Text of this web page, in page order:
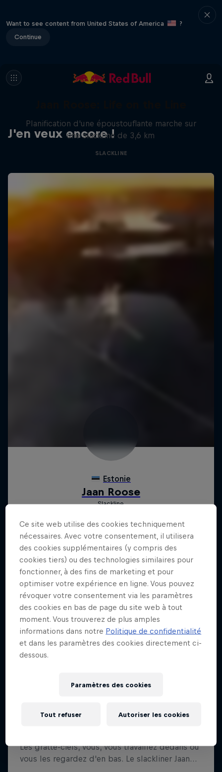
Want to see content from United States of America
?
Continue
J'en veux encore !
Planification d'une époustouflante marche sur
une slackline de 3,6 km
SLACKLINE
Ce site web utilise des cookies techniquement
nécessaires. Avec votre consentement, il utilisera
des cookies supplémentaires (y compris des
cookies tiers) ou des technologies similaires pour
fonctionner, à des fins de marketing et pour
optimiser votre expérience en ligne. Vous pouvez
révoquer votre consentement via les paramètres
des cookies en bas de page du site web à tout
moment. Vous trouverez de plus amples
informations dans notre Politique de confidentialité
et dans les paramètres des cookies directement ci-
dessous.
Paramètres des cookies
Tout refuser Autoriser les cookies